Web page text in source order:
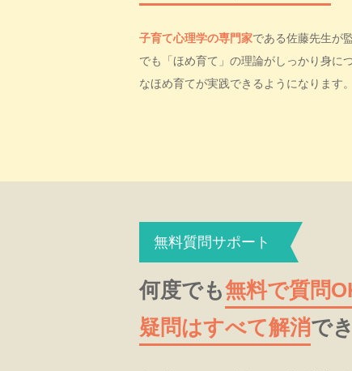
子育て心理学の専門家である佐藤先生が
でも「ほめ育て」の理論がしっかり身に
なほめ育てが実践できるようになります。
無料質問サポート
何度でも無料で質問
疑問はすべて解消で